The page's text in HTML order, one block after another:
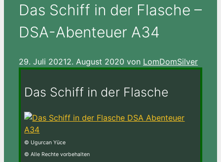
Das Schiff in der Flasche –
DSA-Abenteuer A34
29. Juli 20212. August 2020 von LomDomSilver
Das Schiff in der Flasche
© Ugurcan Yüce
© Alle Rechte vorbehalten